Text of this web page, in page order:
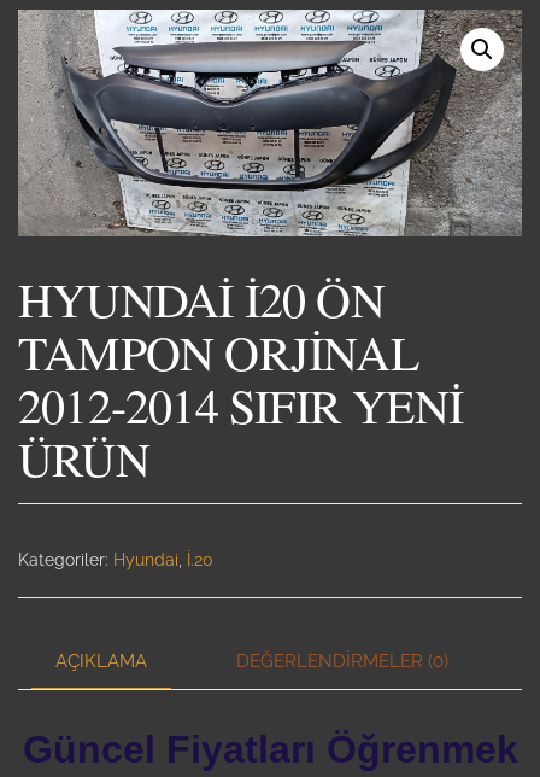
2012 SIFIR YENİ ÜRÜN 2014 SIFIR YENİ ÜRÜN
HYUNDAİ İ20 ÖN
TAMPON ORJİNAL
2012-2014 SIFIR YENİ
ÜRÜN
Kategoriler: Hyundai İ.20
AÇIKLAMA DEĞERLENDIRMELER (0)
Güncel Fiyatları Öğrenmek